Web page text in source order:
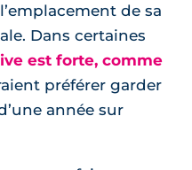
de sa
Dans certaines
est forte, comme
préférer garder
année sur